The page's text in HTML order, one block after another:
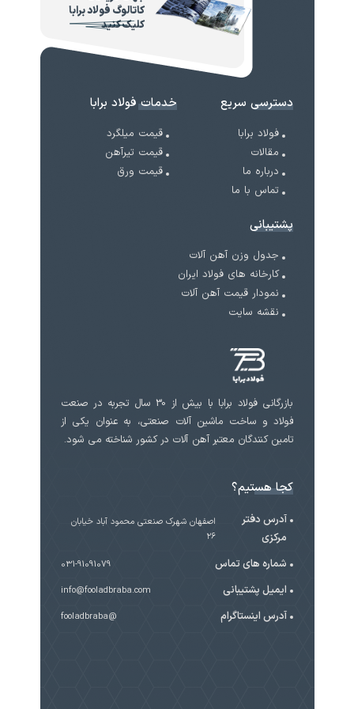
کاتالوگ فولاد برابا
کلیک کنید
دسترسی سریع
فولاد برابا
مقالات
درباره ما
تماس با ما
خدمات فولاد برابا
قیمت میلگرد
قیمت تیرآهن
قیمت ورق
پشتیبانی
جدول وزن آهن آلات
کارخانه های فولاد ایران
نمودار قیمت آهن آلات
نقشه سایت
بازرگانی فولاد برابا با بیش از 30 سال تجربه در صنعت
فولاد و ساخت ماشین آلات صنعتی، به عنوان یکی از
تامین کنندگان معتبر آهن آلات در کشور شناخته می شود.
کجا هستیم؟
آدرس دفتر
مرکزی
اصفهان شهرک صنعتی محمود آباد خیابان
۲۶
شماره های تماس 031-91091079
ایمیل پشتیبانی info@fooladbraba.com
آدرس اینستاگرام @fooladbraba